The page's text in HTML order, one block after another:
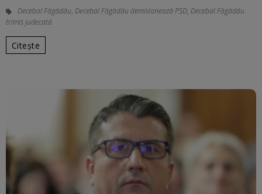
Decebal Făgădău, Decebal Făgădău demisionează PSD, Decebal Făgădău
trimis judecată
Citește